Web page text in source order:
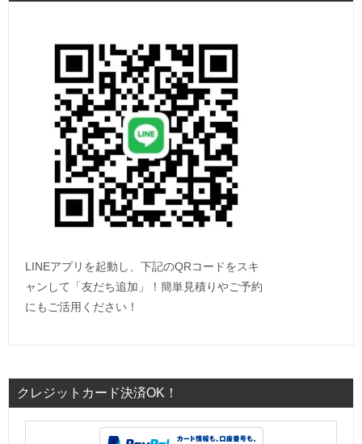
LINEアプリを起動し、下記のQRコードをスキ
ャンして「友だち追加」！簡単見積りやご予約
にもご活用ください！
クレジットカード決済OK！